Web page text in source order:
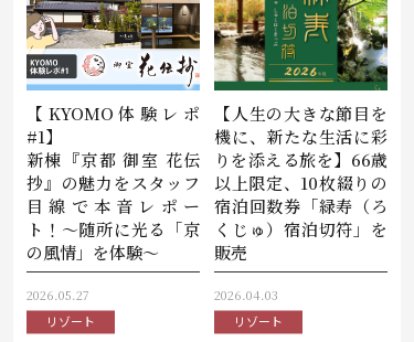
【KYOMO体験レポ
#1】
新棟『京都 御室 花伝
抄』の魅力をスタッフ
目線で本音レポー
ト！〜随所に光る「京
の風情」を体験〜
2026.05.27
リゾート
【人生の大きな節目を
機に、新たな生活に彩
りを添える旅を】66歳
以上限定、10枚綴りの
宿泊回数券「緑寿（ろ
くじゅ）宿泊切符」を
販売
2026.04.03
リゾート